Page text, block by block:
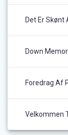
Det Er
Down
Foredrag Af
Velkommen